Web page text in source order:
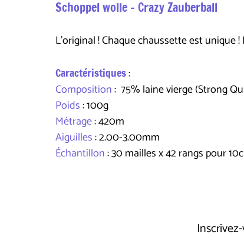
Schoppel wolle - Crazy Zauberball
L'original ! Chaque chaussette est unique
Caractéristiques:
Composition: 75% laine vierge (Strong
Poids: 100g
Métrage: 420m
Aiguilles: 2.00-3.00mm
Échantillon: 30 mailles x 42 rangs pour